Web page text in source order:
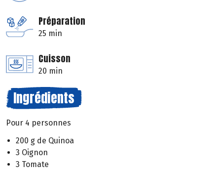
Préparation
25 min
Cuisson
20 min
Ingrédients
Pour 4 personnes
200 g de Quinoa
3 Oignon
3 Tomate